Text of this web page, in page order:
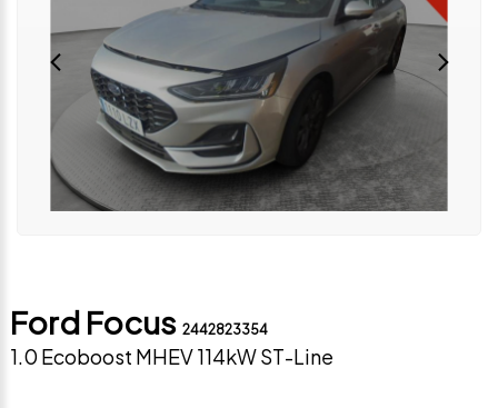
Ford Focus 2442823354
1.0 Ecoboost MHEV 114kW ST-Line